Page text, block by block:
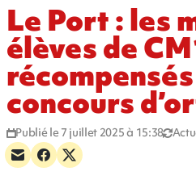
Le Port : les
élèves de
concours
Publié le 7 juillet 2025 à 15:38